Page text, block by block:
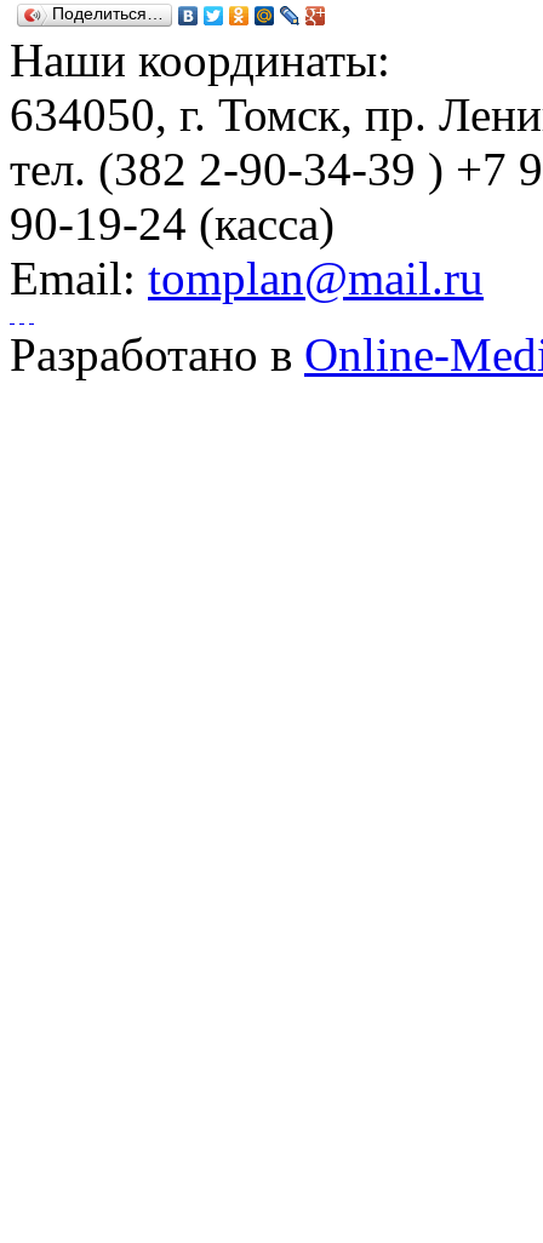
Поделиться…
Наши координаты:
634050, г. Томск, пр.
тел. (382 2-90-34-39 ) +7
90-19-24 (касса)
Email: tomplan@mail.ru
Разработано в Online-